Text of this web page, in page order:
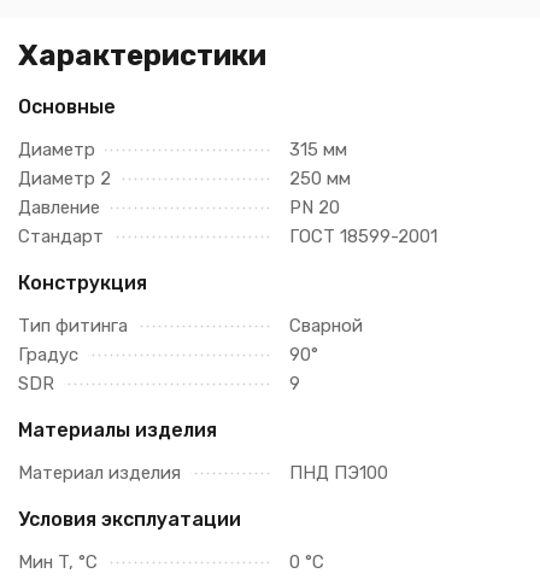
Характеристики
Основные
Диаметр
315 мм
Диаметр 2
250 мм
Давление
PN 20
Стандарт
ГОСТ 18599-2001
Конструкция
Тип фитинга
Сварной
Градус
90°
SDR
9
Материалы изделия
Материал изделия ПНД ПЭ100
Условия эксплуатации
Мин T, °C
0 °C